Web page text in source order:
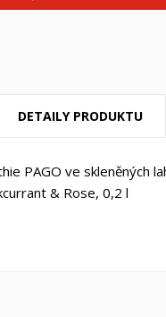
DETAILY PRODUKTU
PAGO ve skleněných
& Rose, 0,2 l